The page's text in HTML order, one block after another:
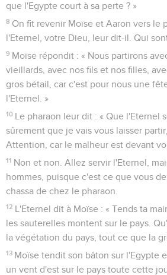
que l'Egypte court à sa perte ? »
8 On fit revenir Moïse et Aaron vers le
l'Eternel, votre Dieu, leur dit-il. Qui
9 Moïse répondit : « Nous partirons
vieillards, avec nos fils et nos filles,
gros bétail, car c'est pour nous une
l'Eternel. »
10 Le pharaon leur dit : « Que l'Eternel
sûrement que je vais vous laisser
Attention, car le malheur est devant
11 Non et non. Allez servir l'Eternel,
hommes, puisque c'est ce que vous
chassa de chez le pharaon.
12 L'Eternel dit à Moïse : « Tends ta
les sauterelles montent sur le pays.
la végétation du pays, tout ce que la
13 Moïse tendit son bâton sur l'Egypte
un vent d'est sur le pays toute cette